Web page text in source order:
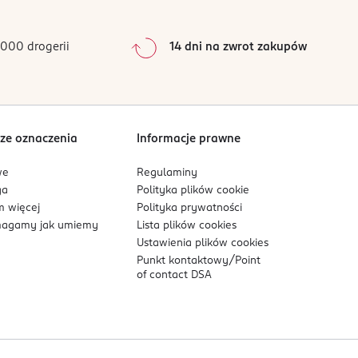
0%
Sortowanie wgdata: od najnowszej
drogerii 14 dni na zwrot zakupów
oznaczenia
więcej
jak umiemy
Informacje prawne
Regulaminy
Polityka plikówcookie
Polityka prywatności
Lista plikówcookies
Ustawienia plikówcookies
Punkt kontaktowy/ Point
of contact DSA